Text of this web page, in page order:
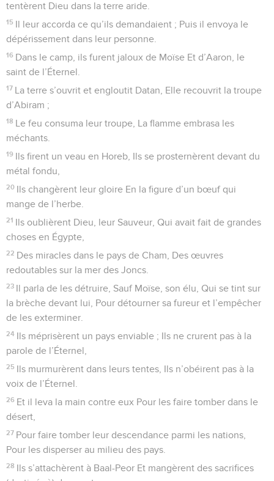
tentèrent Dieu dans la terre aride.
15 Il leur accorda ce qu’ils demandaient ; Puis il envoya le
dépérissement dans leur personne.
16 Dans le camp, ils furent jaloux de Moïse Et d’Aaron, le
saint de l’Éternel.
17 La terre s’ouvrit et engloutit Datan, Elle recouvrit la troupe
d’Abiram ;
18 Le feu consuma leur troupe, La flamme embrasa les
méchants.
19 Ils firent un veau en Horeb, Ils se prosternèrent devant du
métal fondu,
20 Ils changèrent leur gloire En la figure d’un bœuf qui
mange de l’herbe.
21 Ils oublièrent Dieu, leur Sauveur, Qui avait fait de grandes
choses en Égypte,
22 Des miracles dans le pays de Cham, Des œuvres
redoutables sur la mer des Joncs.
23 Il parla de les détruire, Sauf Moïse, son élu, Qui se tint sur
la brèche devant lui, Pour détourner sa fureur et l’empêcher
de les exterminer.
24 Ils méprisèrent un pays enviable ; Ils ne crurent pas à la
parole de l’Éternel,
25 Ils murmurèrent dans leurs tentes, Ils n’obéirent pas à la
voix de l’Éternel.
26 Et il leva la main contre eux Pour les faire tomber dans le
désert,
27 Pour faire tomber leur descendance parmi les nations,
Pour les disperser au milieu des pays.
28 Ils s’attachèrent à Baal-Peor Et mangèrent des sacrifices